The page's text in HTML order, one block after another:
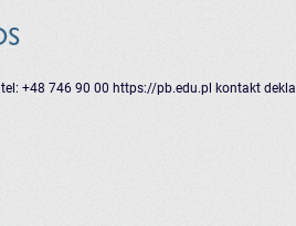
tel: +48 746 90 00 https://pb.edu.pl kontakt